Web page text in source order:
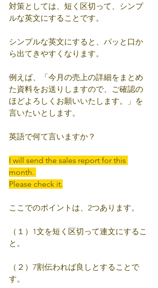
対策としては、短く区切って、シンプ
ルな英文にすることです。
シンプルな英文にすると、パッと口か
ら出てきやすくなります。
例えば、「今月の売上の詳細をまとめ
た資料をお送りしますので、ご確認の
ほどよろしくお願いいたします。」を
言いたいとします。
英語で何て言いますか？
I will send the sales report for this
month.
Please check it.
ここでのポイントは、2つあります。
（１）1文を短く区切って連文にするこ
と。
（２）7割伝われば良しとすることで
す。